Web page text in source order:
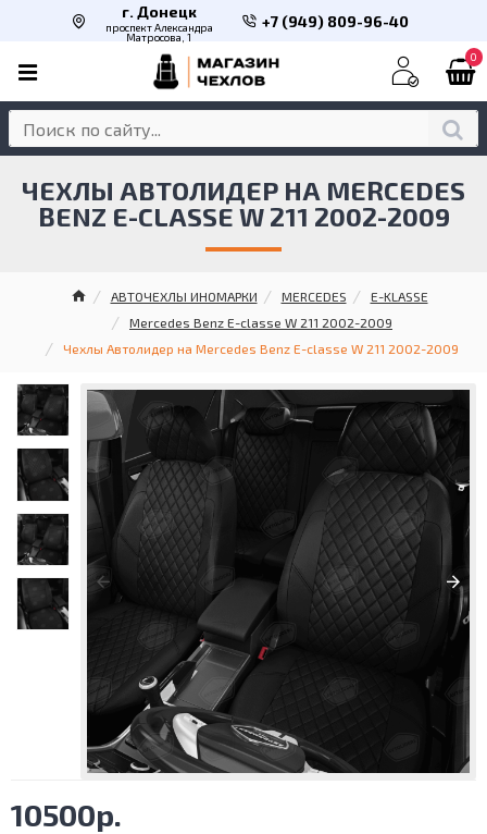
г. Донецк
проспект Александра
Матросова, 1
+7 (949) 809-96-40
0
АВТОЧЕХЛЫ ИНОМАРКИ MERCEDES
E-KLASSE
Mercedes Benz E-classe W 211 2002-2009
Чехлы Автолидер на Mercedes Benz E-classe W 211 2002-2009
ЧЕХЛЫ АВТОЛИДЕР НА MERCEDES
BENZ E-CLASSE W 211 2002-2009
10500р.